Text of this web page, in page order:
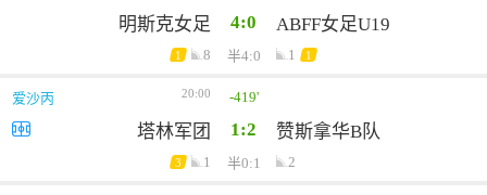
明斯克女足 4:0 ABFF女足U19
1 8 半4:0 1 1
爱沙丙 20:00 -419'
塔林军团 1:2 赞斯拿华B队
3 1 半0:1 2